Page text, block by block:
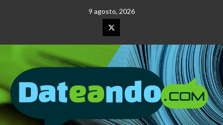
9 agosto, 2026
Elemento
del
menú